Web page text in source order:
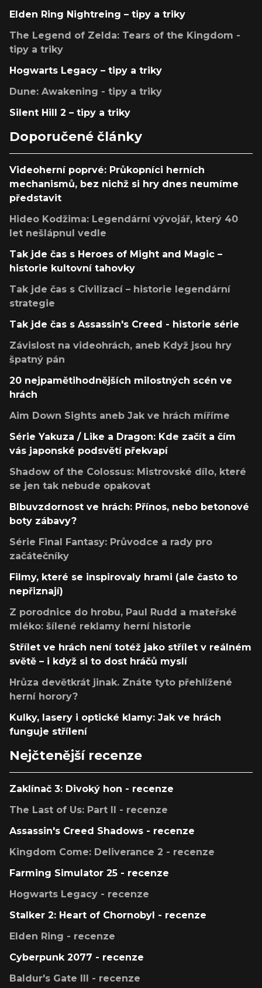
Elden Ring Nightreing – tipy a triky
The Legend of Zelda: Tears of the Kingdom -
tipy a triky
Hogwarts Legacy – tipy a triky
Dune: Awakening - tipy a triky
Silent Hill 2 – tipy a triky
Doporučené články
Videoherní poprvé: Průkopníci herních
mechanismů, bez nichž si hry dnes neumíme
představit
Hideo Kodžima: Legendární vývojář, který 40
let nešlápnul vedle
Tak jde čas s Heroes of Might and Magic –
historie kultovní tahovky
Tak jde čas s Civilizací – historie legendární
strategie
Tak jde čas s Assassin's Creed - historie série
Závislost na videohrách, aneb Když jsou hry
špatný pán
20 nejpamětihodnějších milostných scén ve
hrách
Aim Down Sights aneb Jak ve hrách míříme
Série Yakuza / Like a Dragon: Kde začít a čím
vás japonské podsvětí překvapí
Shadow of the Colossus: Mistrovské dílo, které
se jen tak nebude opakovat
Blbuvzdornost ve hrách: Přínos, nebo betonové
boty zábavy?
Série Final Fantasy: Průvodce a rady pro
začátečníky
Filmy, které se inspirovaly hrami (ale často to
nepřiznají)
Z porodnice do hrobu, Paul Rudd a mateřské
mléko: šílené reklamy herní historie
Střílet ve hrách není totéž jako střílet v reálném
světě – i když si to dost hráčů myslí
Hrůza devětkrát jinak. Znáte tyto přehlížené
herní horory?
Kulky, lasery i optické klamy: Jak ve hrách
funguje střílení
Nejčtenější recenze
Zaklínač 3: Divoký hon - recenze
The Last of Us: Part II - recenze
Assassin's Creed Shadows - recenze
Kingdom Come: Deliverance 2 - recenze
Farming Simulator 25 - recenze
Hogwarts Legacy - recenze
Stalker 2: Heart of Chornobyl - recenze
Elden Ring - recenze
Cyberpunk 2077 - recenze
Baldur's Gate III - recenze